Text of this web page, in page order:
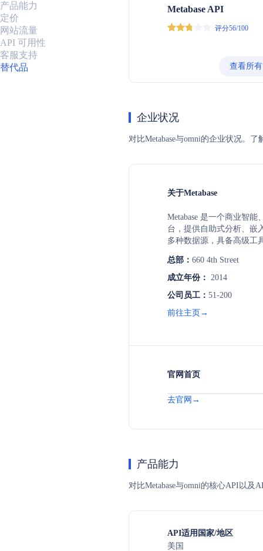
产品能力
定价
网站流量
API 可用性
客服支持
替代品
Metabase API
评分56/100
查看所
企业状况
对比Metabase与omni的企业状况。
关于Metabase
Metabase 是一个商业智
台，提供自助式分析、嵌
多种数据源，具备高级工
取功能、使用分析等特性
沙箱设置。此外，它还提
持。
总部： 660 4th Street
成立年份： 2014
公司员工： 51-200
前往主页→
官网首页
去官网→
产品能力
对比Metabase与omni的核心API以
API适用国家/地区
美国